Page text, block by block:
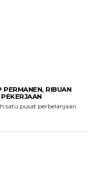
RIBUAN
satu pusat perbelanjaan